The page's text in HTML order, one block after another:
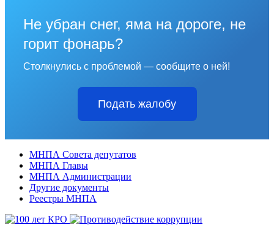
Не убран снег, яма на дороге, не
горит фонарь?
Столкнулись с проблемой — сообщите о ней!
Подать жалобу
МНПА Совета депутатов
МНПА Главы
МНПА Администрации
Другие документы
Реестры МНПА